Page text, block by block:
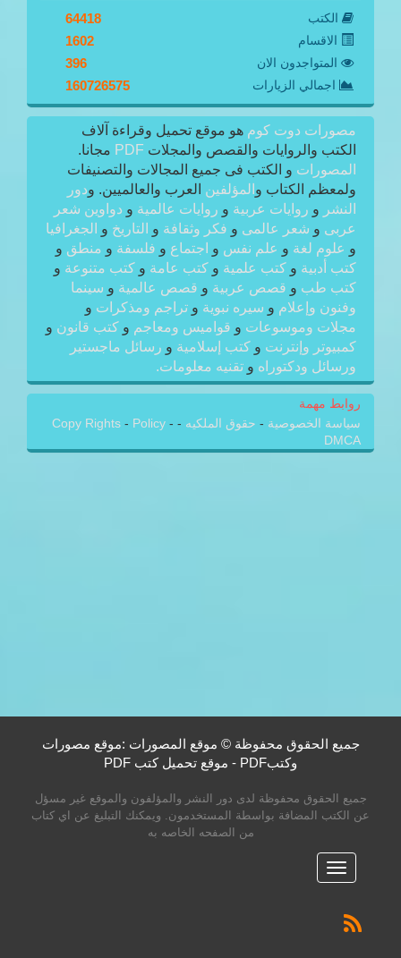
الكتب 64418
الاقسام 1602
المتواجدون الان 396
اجمالي الزيارات 160726575
مصورات دوت كوم هو موقع تحميل وقراءة آلاف
الكتب والروايات والقصص والمجلات PDF مجانا.
المصورات و الكتب فى جميع المجالات والتصنيفات
ولمعظم الكتاب و المؤلفين العرب والعالميين. ودور
النشر و روايات عربية و روايات عالمية و دواوين شعر
عربى و شعر عالمى و فكر وثقافة و التاريخ و الجغرافيا
و علوم لغة و علم نفس و اجتماع و فلسفة و منطق و
كتب أدبية و كتب علمية و كتب عامة و كتب متنوعة و
كتب طب و قصص عربية و قصص عالمية و سينما
وفنون وإعلام و سيره نبوية و تراجم ومذكرات و
مجلات وموسوعات و قواميس ومعاجم و كتب قانون و
كمبيوتر وإنترنت و كتب إسلامية و رسائل ماجستير
ورسائل ودكتوراه و تقنيه معلومات.
روابط مهمة
سياسة الخصوصية - حقوق الملكيه -
Copy Rights - Policy -
DMCA
جميع الحقوق محفوظة © موقع المصورات :موقع مصورات
وكتبPDF - موقع تحميل كتب PDF
جميع الحقوق محفوظة لدى دور النشر والمؤلفون والموقع غير مسؤل
عن الكتب المضافة بواسطة المستخدمون. ويمكنك التبليغ عن اي كتاب
من الصفحه الخاصه به
القائمه